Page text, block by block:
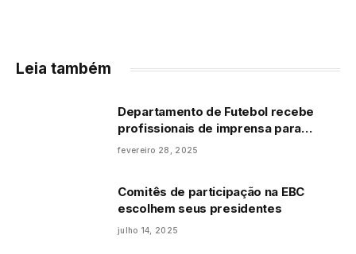
Leia também
Departamento de Futebol recebe
profissionais de imprensa para
explanação de processos do DIMAS
fevereiro 28, 2025
Comitês de participação na EBC
escolhem seus presidentes
julho 14, 2025